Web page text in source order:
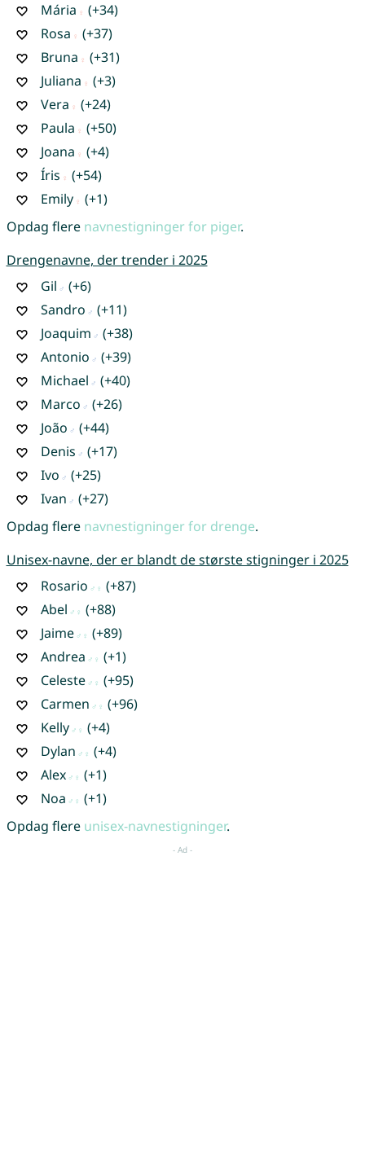
Mária
(+34)
Rosa
(+37)
Bruna
(+31)
Juliana
(+3)
Vera
(+24)
Paula
(+50)
Joana
(+4)
Íris
(+54)
Emily
(+1)
Opdag flere navnestigninger for piger.
Drengenavne, der trender i 2025
Gil
(+6)
Sandro
(+11)
Joaquim
(+38)
Antonio
(+39)
Michael
(+40)
Marco
(+26)
João
(+44)
Denis
(+17)
Ivo
(+25)
Ivan
(+27)
Opdag flere navnestigninger for drenge.
Unisex-navne, der er blandt de største stigninger i 2025
Rosario
(+87)
Abel
(+88)
Jaime
(+89)
Andrea
(+1)
Celeste
(+95)
Carmen
(+96)
Kelly
(+4)
Dylan
(+4)
Alex
(+1)
Noa
(+1)
Opdag flere unisex-navnestigninger.